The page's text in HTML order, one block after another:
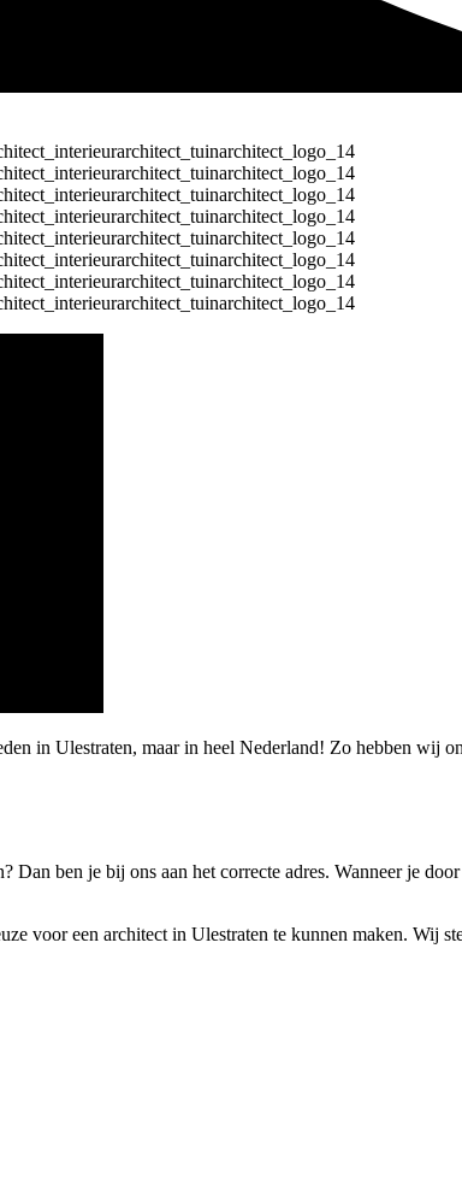
in Ulestraten, maar in heel Nederland! Zo hebben wij
Dan ben je bij ons aan het correcte adres. Wanneer je
voor een architect in Ulestraten te kunnen maken. Wij